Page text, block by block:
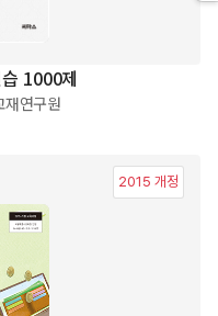
1000제
연구원
2015 개정